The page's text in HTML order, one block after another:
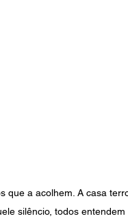
que a acolhem. A casa
silêncio, todos